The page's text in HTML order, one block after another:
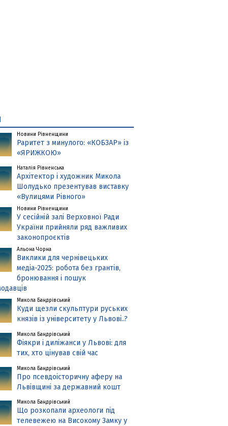
Новини Рівненщини
Раритет з минулого: «КОБЗАР» із
«ЯРИЖКОЮ»
Наталія Рівненська
Архітектор і художник Микола
Шолудько презентував виставку
«Вулицями Рівного»
Новини Рівненщини
У сесійній залі Верховної Ради
України прийняли ряд важливих
законопроєктів
Альона Чорна
Виклики для чернівецьких
медіа-2025: робота без грантів,
бронювання і пошук
Микола Бандрівський
Куди щезли скульптури руських
князів із університету у Львові..?
Микола Бандрівський
Фіякри і диліжанси у Львові: для
тих, хто цінував свій час
Микола Бандрівський
Про псевдоісторичну аферу на
Львівщині за державний кошт
Микола Бандрівський
Що розкопали археологи під
телевежею на Високому Замку у